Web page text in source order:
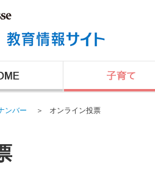
ンバー ＞ オンライン投票